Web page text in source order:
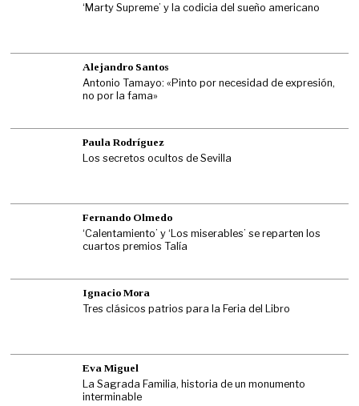
‘Marty Supreme’ y la codicia del sueño americano
Alejandro Santos
Antonio Tamayo: «Pinto por necesidad de expresión,
no por la fama»
Paula Rodríguez
Los secretos ocultos de Sevilla
Fernando Olmedo
‘Calentamiento’ y ‘Los miserables’ se reparten los
cuartos premios Talía
Ignacio Mora
Tres clásicos patrios para la Feria del Libro
Eva Miguel
La Sagrada Familia, historia de un monumento
interminable